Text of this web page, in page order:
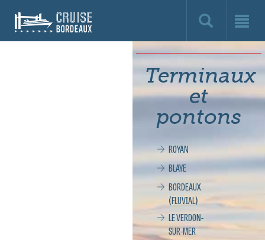
Cruise
Bordeaux,
Terminaux
et
pontons
ROYAN
BLAYE
BORDEAUX
(FLUVIAL)
LE VERDON-
SUR-MER